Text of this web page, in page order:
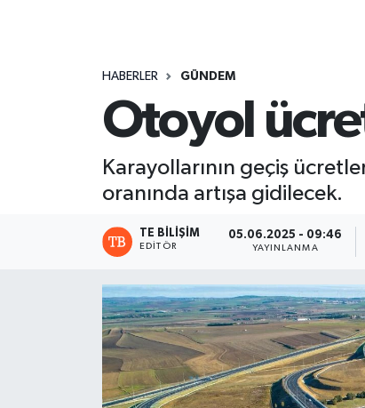
HABERLER GÜNDEM
Otoyol
Karayollarının geçiş
oranında artışa gidilecek.
TE BILIŞIM
EDITÖR
05.06.2025 - 09:46
YAYINLANMA